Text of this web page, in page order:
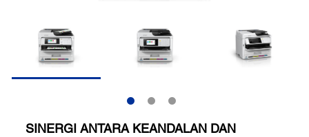
SINERGI ANTARA KEANDALAN DAN